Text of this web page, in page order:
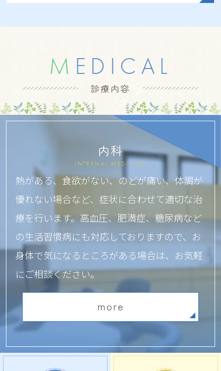
M EDICAL
診療内容
内科
INTERNAL MEDICINE
熱がある、食欲がない、のどが痛い、体調が
優れない場合など、症状に合わせて適切な治
療を行います。高血圧、肥満症、糖尿病など
の生活習慣病にも対応しておりますので、 お
身体で気になるところがある場合は、お気軽
にご相談ください。
more